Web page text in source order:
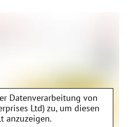
Datenverarbeitung von
Ltd) zu, um diesen
anzuzeigen.